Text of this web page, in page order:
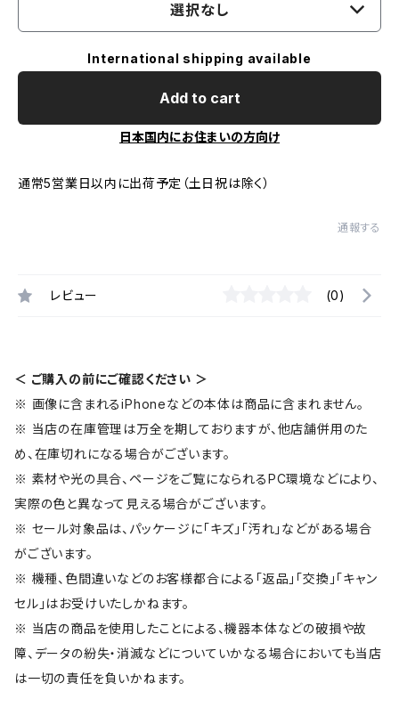
選択なし
International shipping available
Add to cart
日本国内にお住まいの方向け
通常5営業日以内に出荷予定（土日祝は除く）
通報する
レビュー (0)
＜ ご購入の前にご確認ください ＞
※ 画像に含まれるiPhoneなどの本体は商品に含まれません。
※ 当店の在庫管理は万全を期しておりますが、他店舗併用のた
め、在庫切れになる場合がございます。
※ 素材や光の具合、ページをご覧になられるPC環境などにより、
実際の色と異なって見える場合がございます。
※ セール対象品は、パッケージに「キズ」「汚れ」などがある場合
がございます。
※ 機種、色間違いなどのお客様都合による「返品」「交換」「キャン
セル」はお受けいたしかねます。
※ 当店の商品を使用したことによる、機器本体などの破損や故
障、データの紛失・消滅などについていかなる場合においても当店
は一切の責任を負いかねます。